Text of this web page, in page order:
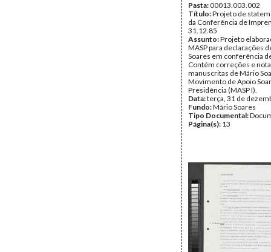
Pasta:00013.003.002
Título:Projeto de
da Conferência de
31.12.85
Assunto:Projeto
MASP para declarações
Soares em conferência
Contém correções e
manuscritas de Mário
Movimento de Apoio
Presidência (MASP I).
Data:terça, 31 de
Fundo:Mário Soares
Tipo Documental:
Página(s): 13